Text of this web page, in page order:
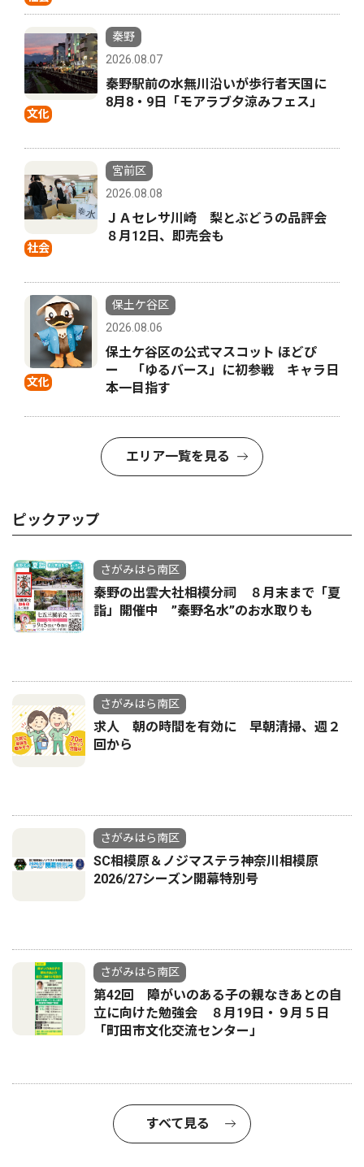
文化
秦野
2026.08.07
秦野駅前の水無川沿いが歩行者天国に
8月8・9日「モアラブ夕涼みフェス」
社会
宮前区
2026.08.08
ＪＡセレサ川崎 梨とぶどうの品評会
８月12日、即売会も
文化
保土ケ谷区
2026.08.06
保土ケ谷区の公式マスコット ほどぴ
ー 「ゆるバース」に初参戦 キャラ日
本一目指す
エリア一覧を見る
ピックアップ
さがみはら南区
秦野の出雲大社相模分祠 ８月末まで「夏
詣」開催中 ”秦野名水”のお水取りも
さがみはら南区
求人 朝の時間を有効に 早朝清掃、週２
回から
さがみはら南区
SC相模原＆ノジマステラ神奈川相模原
2026/27シーズン開幕特別号
さがみはら南区
第42回 障がいのある子の親なきあとの自
立に向けた勉強会 ８月19日・９月５日
「町田市文化交流センター」
すべて見る